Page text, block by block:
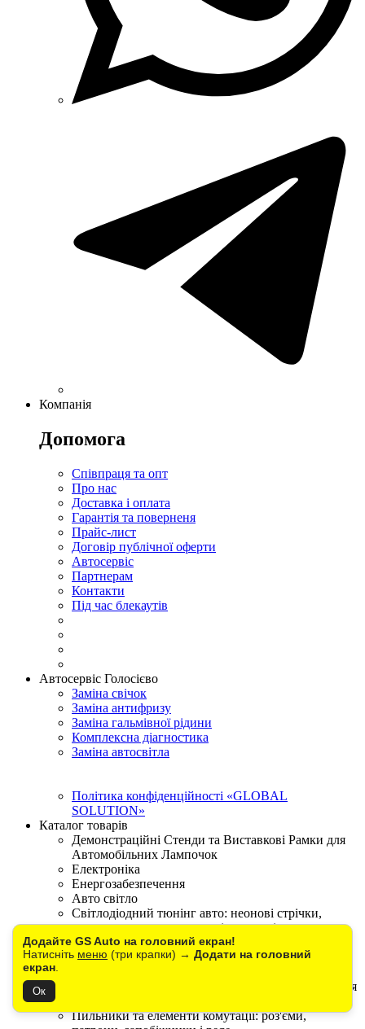
Додайте GS Auto на головний екран!
Натисніть меню (три крапки) → Додати на головний
екран
Ок
Компанія
Допомога
Співпраця та опт
Про нас
Доставка і оплата
Гарантія та поверненя
Прайс-лист
Договір публічної оферти
Автосервіс
Партнерам
Контакти
Під час блекаутів
Автосервіс Голосієво
Заміна свічок
Заміна антифризу
Заміна гальмівної рідини
Комплексна діагностика
Заміна автосвітла
Політика конфіденційності «GLOBAL
SOLUTION»
Каталог товарів
Демонстраційні Стенди та Виставкові Рамки для
Автомобільних Лампочок
Електроніка
Енергозабезпечення
Авто світло
Світлодіодний тюнінг авто: неонові стрічки,
контролери та повторювачі поворотів
Автоаксесуари
Обманки CANBUS для світлодіодних та
Мотосвітло: габарит, стоп-сигнали і LED лінзи для
Пильники та елементи комутації: роз'єми,